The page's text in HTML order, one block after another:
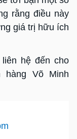
rằng điều này
giá trị hữu ích
hệ đến cho
hàng Võ Minh